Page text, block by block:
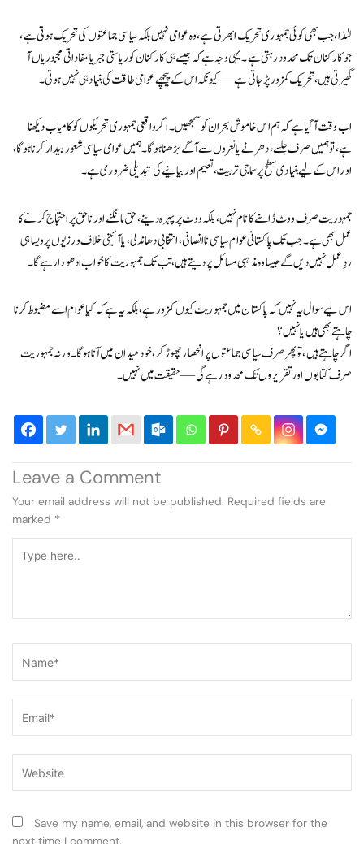
لہٰذا، جب بھی کوئی جمہوری تحریک ابھرتی ہے، وہ عوامی نہیں بلکہ سیاسی جماعتوں کی تحریک ہوتی ہے،
جو کارکنان تک محدود رہتی ہے۔ یہی وجہ ہے کہ جیسے ہی کارکنان کو ریاستی جبر یا مفاداتی مجبوریاں آ
گھیرتی ہیں، تحریک کمزور پڑ جاتی ہے — کیونکہ اس کے پیچھے عوامی طاقت کی بنیاد ہی نہیں ہوتی۔
اب وقت آ گیا ہے کہ ہم اس خاموش بحران کو سمجھیں۔ اگر واقعی جمہوری تحریکوں کو کامیاب دیکھنا
ہے، تو ہمیں صرف جلسے، دھرنے یا نعروں سے آگے بڑھنا ہو گا۔ ہمیں عوامی سیاسی شعور بیدار کرنا ہو گا،
اور اس کے لیے بنیادی سطح پر سماجی تربیت، تعلیم اور بیانیے کی تبدیلی ضروری ہے۔
جمہوریت صرف ووٹ ڈالنے کا نام نہیں، بلکہ ووٹ پر پہرہ دینے، حق مانگنے اور ناحق پر احتجاج کرنے کا
عمل بھی ہے۔ جب تک پاکستانی عوام سیاسی ناانصافی، انتخابی دھاندلی، یا آئینی خلاف ورزیوں پر ویسا ہی
ردِعمل نہیں دیں گے جیسا وہ مذہبی مسائل پر دیتے ہیں، تب تک جمہوریت کا خواب ادھورا رہے گا۔
اس لیے سوال یہ نہیں کہ پاکستان میں جمہوریت کیوں کمزور ہے، بلکہ یہ ہے کہ کیا عوام اسے مضبوط کرنا
چاہتے بھی ہیں یا نہیں؟
اگر چاہتے ہیں، تو پھر صرف سیاسی جماعتوں پر انحصار چھوڑ کر، خود میدان میں آنا ہوگا۔ ورنہ جمہوریت
صرف کتابوں اور تقریروں تک محدود رہے گی — حقیقت میں نہیں۔
Leave a Comment
Your email address will not be published. Required fields are
marked *
here..
Save my name, email, and website in this browser for the
next time I comment.